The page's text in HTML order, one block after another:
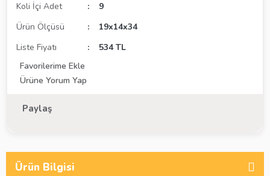
Koli İçi Adet
9
Ürün Ölçüsü
19x14x34
Liste Fiyatı
534 TL
Ürüne Yorum Yap
Paylaş
Ürün Bilgisi